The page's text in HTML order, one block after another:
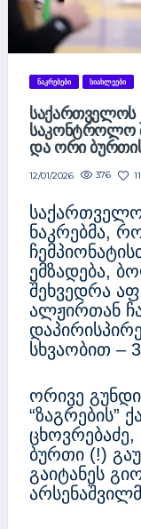
ᲜᲐᲙᲠᲔᲑᲔᲑᲘ ᲡᲘᲐᲮᲚᲔᲔᲑᲘ
ᲡᲐᲥᲐᲠᲗᲕᲔᲚᲝᲡ
ᲡᲐᲙᲝᲜᲢᲠᲝᲚᲝ
ᲓᲐ ᲝᲠᲘ
12/01/2026 376
ნაკრებმა,
ემზადება,
შეხვედრა
ალჟირთან
სხვაობით –
ორივე
“ზაგრების”
ბურთი (!)
გაიტანეს